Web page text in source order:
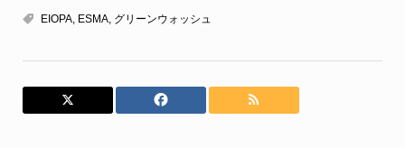
EIOPA, ESMA, グリーンウォッシュ